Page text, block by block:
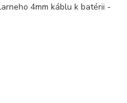
4mm káblu k batérii -